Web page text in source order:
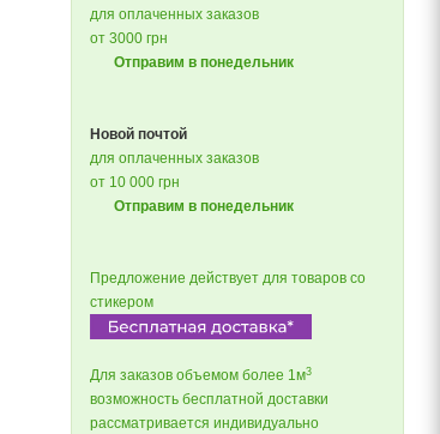
для оплаченных заказов
от 3000 грн
Отправим в понедельник
Новой почтой
для оплаченных заказов
от 10 000 грн
Отправим в понедельник
Предложение действует для товаров со
стикером
Для заказов объемом более 1м3
возможность бесплатной доставки
рассматривается индивидуально